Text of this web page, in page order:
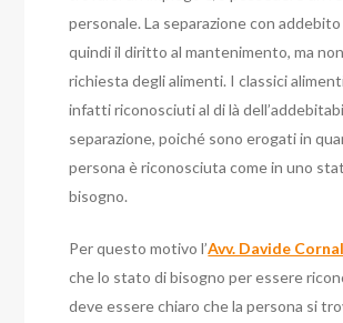
personale. La separazione con
quindi il diritto al mantenimento, ma
richiesta degli alimenti. I classici
infatti riconosciuti al di là
separazione, poiché sono erogati in
persona è riconosciuta come in uno
bisogno.
Per questo motivo l’Avv. Davide
che lo stato di bisogno per essere
deve essere chiaro che la persona si